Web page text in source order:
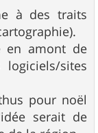
à des traits
en amont de
sites
pour noël
serait de